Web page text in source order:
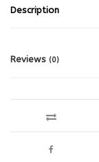
Description
Reviews (0)